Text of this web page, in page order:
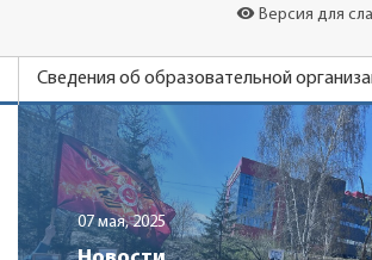
visibility Версия для
Сведения об образовательной
Новости
Родителям
Детский сад
Контакты
07 мая, 2025